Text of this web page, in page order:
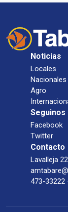
Noticias
Locales
Nacionales
Agro
Seguinos
Facebook
Twitter
Contacto
Lavalleja
473-33222